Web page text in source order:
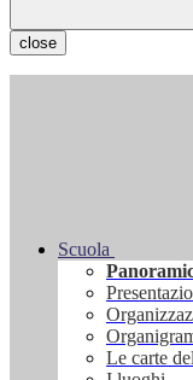
close
Scuola
Le carte